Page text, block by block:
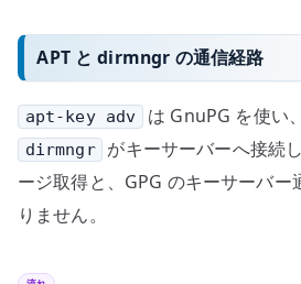
APT と dirmngr の通信経路
apt-key adv は GnuPG を使い
dirmngr
がキーサーバーへ接続
ージ取得と、GPG のキーサーバー
りません。